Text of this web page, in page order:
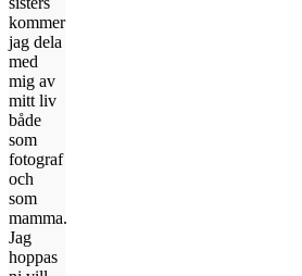
kommer
jag dela
med
mig av
mitt liv
både
som
fotograf
och
som
mamma.
Jag
hoppas